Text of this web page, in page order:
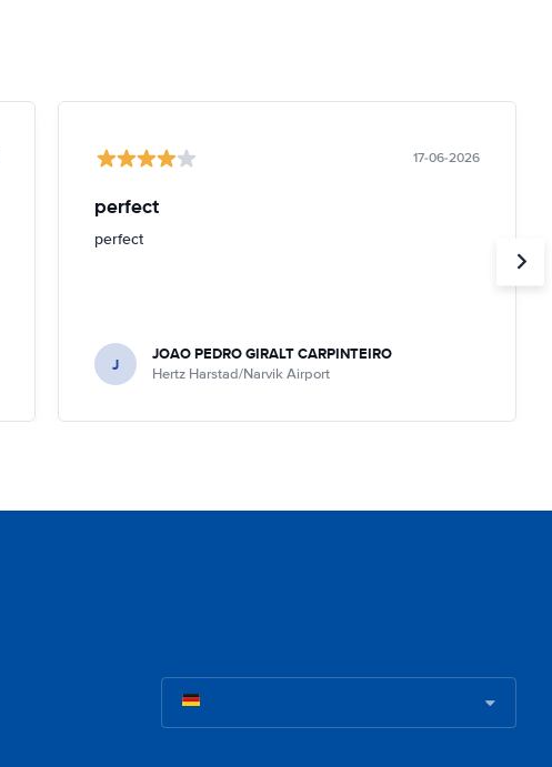
17-06-2026
perfect
perfect
J JOAO PEDRO GIRALT CARPINTEIRO
Hertz Harstad/Narvik Airport